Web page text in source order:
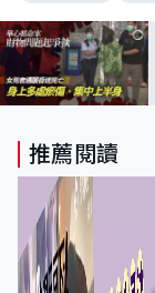
推薦閱讀